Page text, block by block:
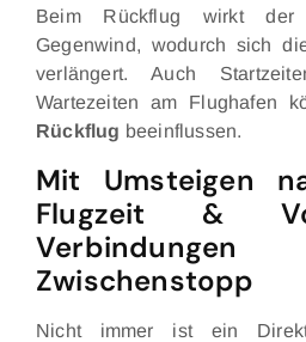
Beim Rückflug wirkt der
Gegenwind, wodurch sich
verlängert. Auch
Wartezeiten am Flughafen
Rückflug beeinflussen.
Mit Umsteigen
Flugzeit &
Zwischenstopp
Nicht immer ist ein